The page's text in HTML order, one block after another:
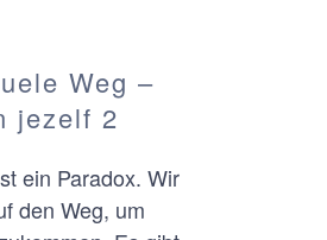
Weg –
jezelf 2
ein Paradox. Wir
den Weg, um